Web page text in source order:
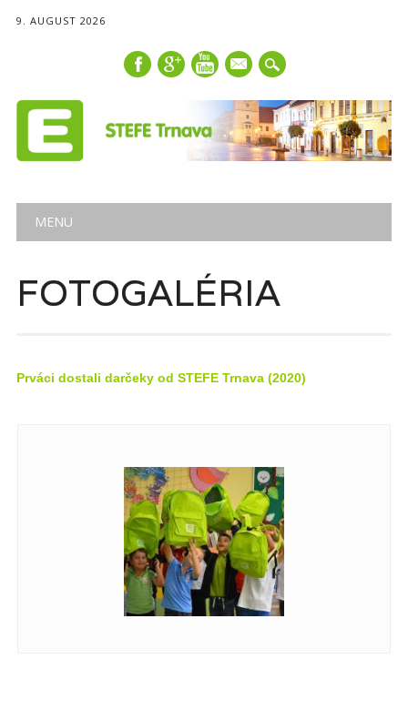
9. AUGUST 2026
mail
Main menu
MENU
FOTOGALÉRIA
Prváci dostali darčeky od STEFE Trnava (2020)